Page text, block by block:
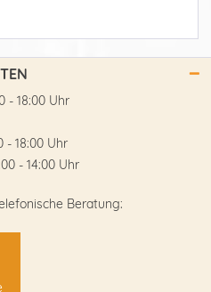
- 18:00 Uhr
- 18:00 Uhr
- 14:00 Uhr
Beratung: